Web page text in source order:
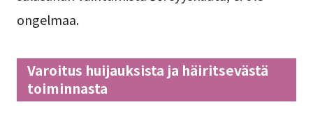
ongelmaa.
Varoitus huijauksista ja häiritsevästä
toiminnasta